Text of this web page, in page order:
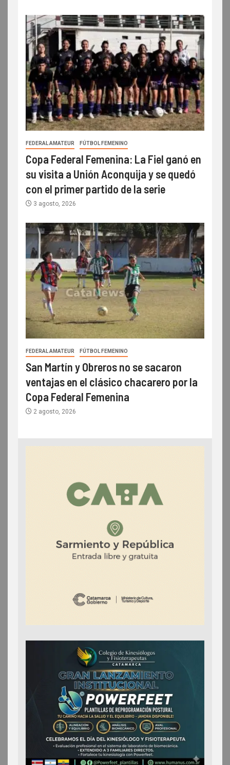
FEDERAL AMATEUR FÚTBOL FEMENINO
Copa Federal Femenina: La Fiel ganó en
su visita a Unión Aconquija y se quedó
con el primer partido de la serie
3 agosto, 2026
FEDERAL AMATEUR FÚTBOL FEMENINO
San Martín y Obreros no se sacaron
ventajas en el clásico chacarero por la
Copa Federal Femenina
2 agosto, 2026